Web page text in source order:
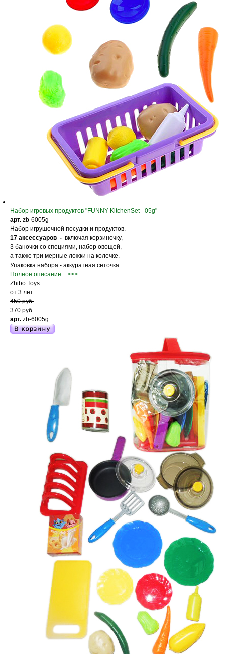
Набор игровых продуктов "FUNNY KitchenSet - 05g"
арт. zb-6005g
Набор игрушечной посудки и продуктов.
17 аксессуаров - включая корзиночку,
3 баночки со специями, набор овощей,
а также три мерные ложки на колечке.
Упаковка набора - аккуратная сеточка.
Полное описание... >>>
Zhibo Toys
от 3 лет
450 руб.
370 руб.
арт. zb-6005g